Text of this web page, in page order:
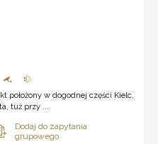
położony w dogodnej części Kielc,
tuż przy ...